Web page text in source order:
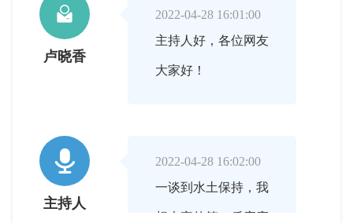

卢晓香
2022-04-28 16:01:00
主持人好，各位网友
大家好！

主持人
2022-04-28 16:02:00
一谈到水土保持，我
想大家的第一反应应